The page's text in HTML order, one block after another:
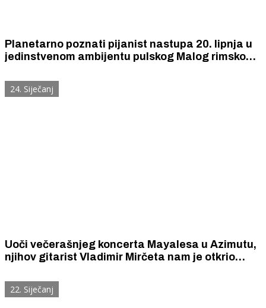
Planetarno poznati pijanist nastupa 20. lipnja u
jedinstvenom ambijentu pulskog Malog rimskog
Segmenti
24. Siječanj
Uoči večerašnjeg koncerta Mayalesa u Azimutu,
njihov gitarist Vladimir Mirčeta nam je otkrio
22. Siječanj